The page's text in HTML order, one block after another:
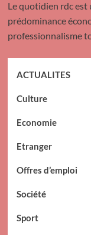
Le quotidien rdc est
prédominance
professionnalisme
ACTUALITES
Culture
Economie
Etranger
Offres d’emploi
Société
Sport